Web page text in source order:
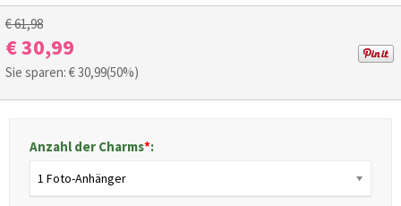
€ 61,98
€ 30,99
Sie sparen: €30,99(50%)
Anzahl der Charms*:
1 Foto-Anhänger